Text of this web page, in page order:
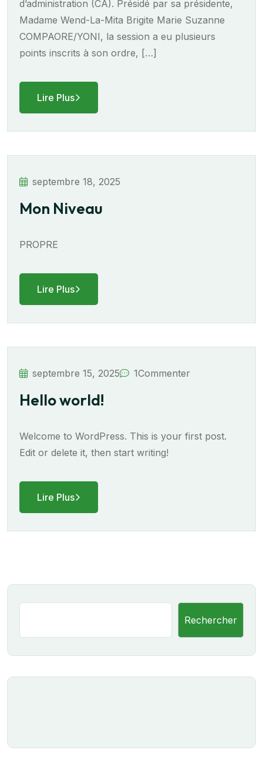
Rechercher
d’administration (CA). Présidé par sa présidente,
Madame Wend-La-Mita Brigite Marie Suzanne
COMPAORE/YONI, la session a eu plusieurs
points inscrits à son ordre, […]
Lire Plus
septembre 18, 2025
Mon Niveau
PROPRE
Lire Plus
septembre 15, 2025 1Commenter
Hello world!
Welcome to WordPress. This is your first post.
Edit or delete it, then start writing!
Lire Plus